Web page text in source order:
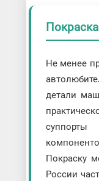
Не менее
детали
Покраску
России